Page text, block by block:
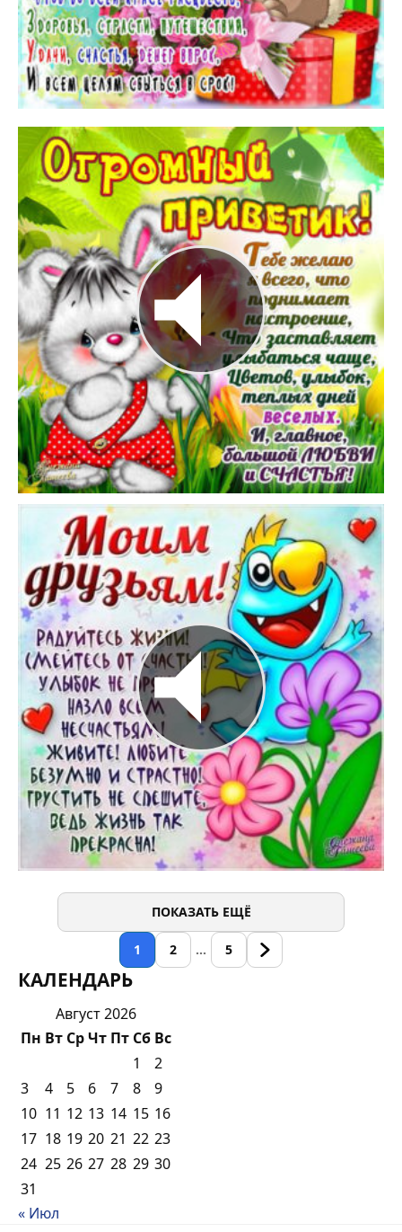
ПОКАЗАТЬ ЕЩЁ
1 2 … 5
КАЛЕНДАРЬ
Август 2026
Пн Вт СрЧт Пт Сб Вс
1
2
3
4 5 6 7 8
9
10 11 12 13 14 15 16
17 18 19 20 21 22 23
24 25 26 27 28 29 30
31
« Июл